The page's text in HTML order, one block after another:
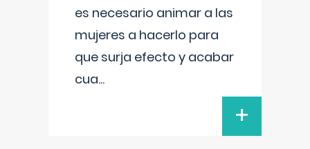
es necesario animar a las
mujeres a hacerlo para
que surja efecto y acabar
cua...
+